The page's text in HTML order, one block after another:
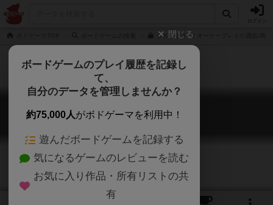
ＯＫＰＬＡＹ/ オーケープレイの通販/商品
オーケープレイ
OK Play
閉じる
ボードゲームのプレイ履歴を記録し
て、
自分のデータを管理しませんか？
約75,000人がボドゲーマを利用中！
遊んだボードゲームを記録する
気になるゲームのレビューを読む
お気に入り作品・所有リストの共
有